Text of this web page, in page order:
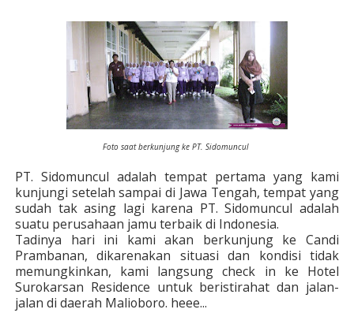
Foto saat berkunjung ke PT. Sidomuncul
PT. Sidomuncul adalah tempat pertama yang kami
kunjungi setelah sampai di Jawa Tengah, tempat yang
sudah tak asing lagi karena PT. Sidomuncul adalah
suatu perusahaan jamu terbaik di Indonesia.
Tadinya hari ini kami akan berkunjung ke Candi
Prambanan, dikarenakan situasi dan kondisi tidak
memungkinkan, kami langsung check in ke Hotel
Surokarsan Residence untuk beristirahat dan jalan-
jalan di daerah Malioboro. heee...